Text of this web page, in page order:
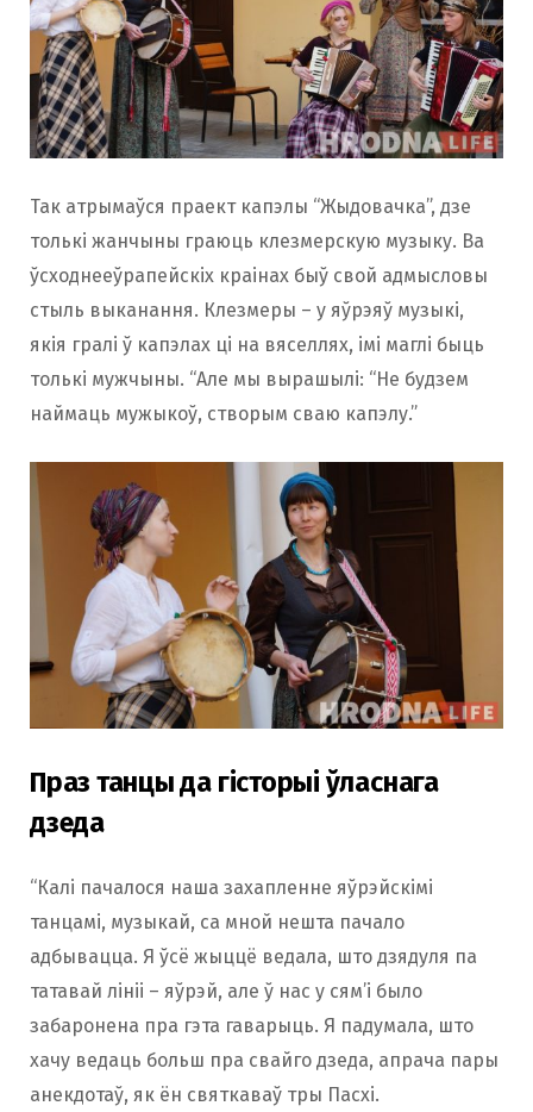
Так атрымаўся праект капэлы “Жыдовачка”, дзе
толькі жанчыны граюць клезмерскую музыку. Ва
ўсходнееўрапейскіх краінах быў свой адмысловы
стыль выканання. Клезмеры – у яўрэяў музыкі,
якія гралі ў капэлах ці на вяселлях, імі маглі быць
толькі мужчыны. “Але мы вырашылі: “Не будзем
наймаць мужыкоў, створым сваю капэлу.”
Праз танцы да гісторыі ўласнага
дзеда
“Калі пачалося наша захапленне яўрэйскімі
танцамі, музыкай, са мной нешта пачало
адбывацца. Я ўсё жыццё ведала, што дзядуля па
татавай лініі – яўрэй, але ў нас у сям’і было
забаронена пра гэта гаварыць. Я падумала, што
хачу ведаць больш пра свайго дзеда, апрача пары
анекдотаў, як ён святкаваў тры Пасхі.